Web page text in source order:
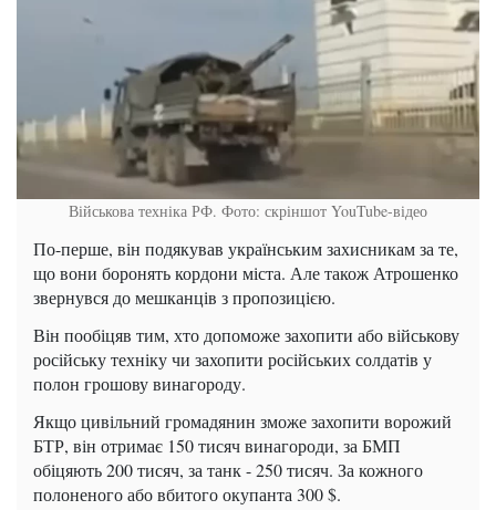
Військова техніка РФ. Фото: скріншот YouTube-відео
По-перше, він подякував українським захисникам за те,
що вони боронять кордони міста. Але також Атрошенко
звернувся до мешканців з пропозицією.
Він пообіцяв тим, хто допоможе захопити або військову
російську техніку чи захопити російських солдатів у
полон грошову винагороду.
Якщо цивільний громадянин зможе захопити ворожий
БТР, він отримає 150 тисяч винагороди, за БМП
обіцяють 200 тисяч, за танк - 250 тисяч. За кожного
полоненого або вбитого окупанта 300 $.